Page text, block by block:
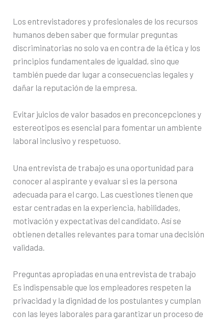
Los entrevistadores y profesionales de los recursos
humanos deben saber que formular preguntas
discriminatorias no solo va en contra de la ética y los
principios fundamentales de igualdad, sino que
también puede dar lugar a consecuencias legales y
dañar la reputación de la empresa.
Evitar juicios de valor basados en preconcepciones y
estereotipos es esencial para fomentar un ambiente
laboral inclusivo y respetuoso.
Una entrevista de trabajo es una oportunidad para
conocer al aspirante y evaluar si es la persona
adecuada para el cargo. Las cuestiones tienen que
estar centradas en la experiencia, habilidades,
motivación y expectativas del candidato. Así se
obtienen detalles relevantes para tomar una decisión
validada.
Preguntas apropiadas en una entrevista de trabajo
Es indispensable que los empleadores respeten la
privacidad y la dignidad de los postulantes y cumplan
con las leyes laborales para garantizar un proceso de